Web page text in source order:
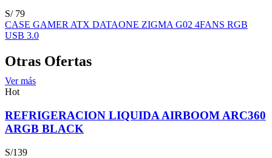
S/ 79
CASE GAMER ATX DATAONE ZIGMA G02 4FANS RGB
USB 3.0
Otras Ofertas
Ver más
Hot
REFRIGERACION LIQUIDA AIRBOOM ARC360
ARGB BLACK
S/139